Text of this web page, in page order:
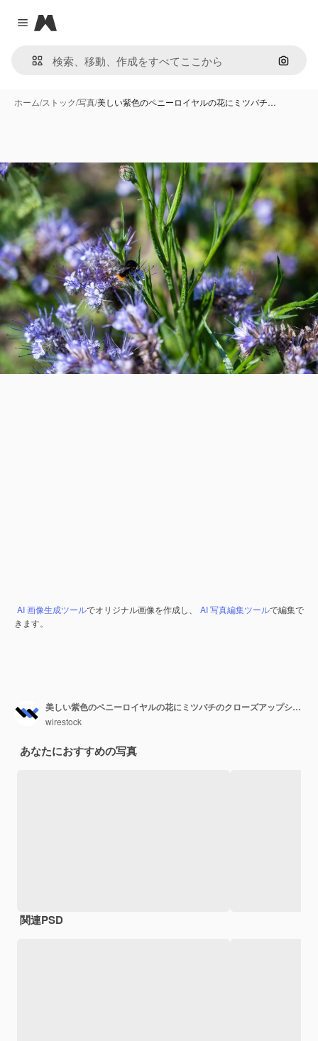
Close menu
Magnific
画像で
ホーム/ストック/写真/美しい紫色のペニーロイヤルの花にミツバチ…
AI 画像生成ツールでオリジナル画像を作成し、 AI 写真編集ツールで編集で
きます。
美しい紫色のペニーロイヤルの花にミツバチのクローズアップショット
wirestock
あなたにおすすめの写真
関連PSD